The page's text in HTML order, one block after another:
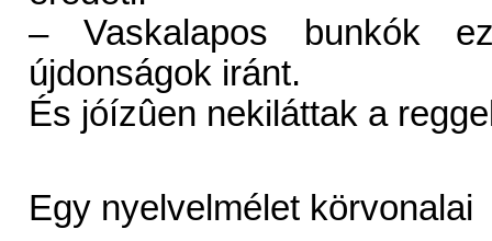
– Vaskalapos bunkók
újdonságok iránt.
És jóízûen nekiláttak a
Egy nyelvelmélet körvonalai